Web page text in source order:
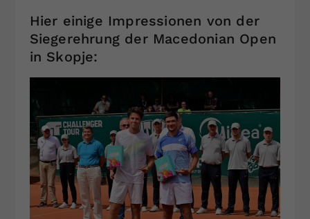
Hier einige Impressionen von der
Siegerehrung der Macedonian Open
in Skopje: